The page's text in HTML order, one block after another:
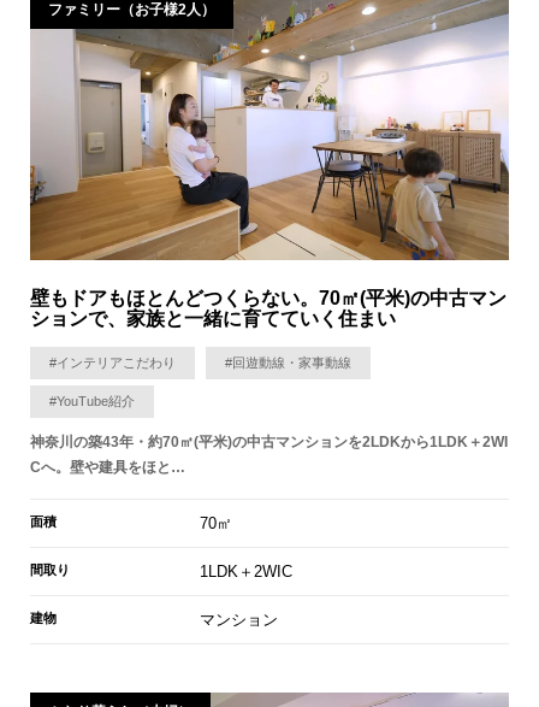
ファミリー（お子様2人）
壁もドアもほとんどつくらない。70㎡(平米)の中古マン
ションで、家族と一緒に育てていく住まい
#インテリアこだわり #回遊動線・家事動線
#YouTube紹介
神奈川の築43年・約70㎡(平米)の中古マンションを2LDKから1LDK＋2WI
Cへ。壁や建具をほと…
面積 70㎡
間取り 1LDK＋2WIC
建物 マンション